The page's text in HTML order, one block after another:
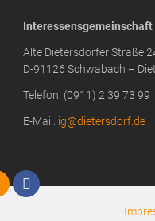
Interessensgemeinschaft
Alte Dietersdorfer Straße
D-91126 Schwabach –
Telefon: (0911) 2 39 73 99
E-Mail: ig@dietersdorf.de